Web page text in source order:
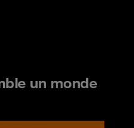
un monde